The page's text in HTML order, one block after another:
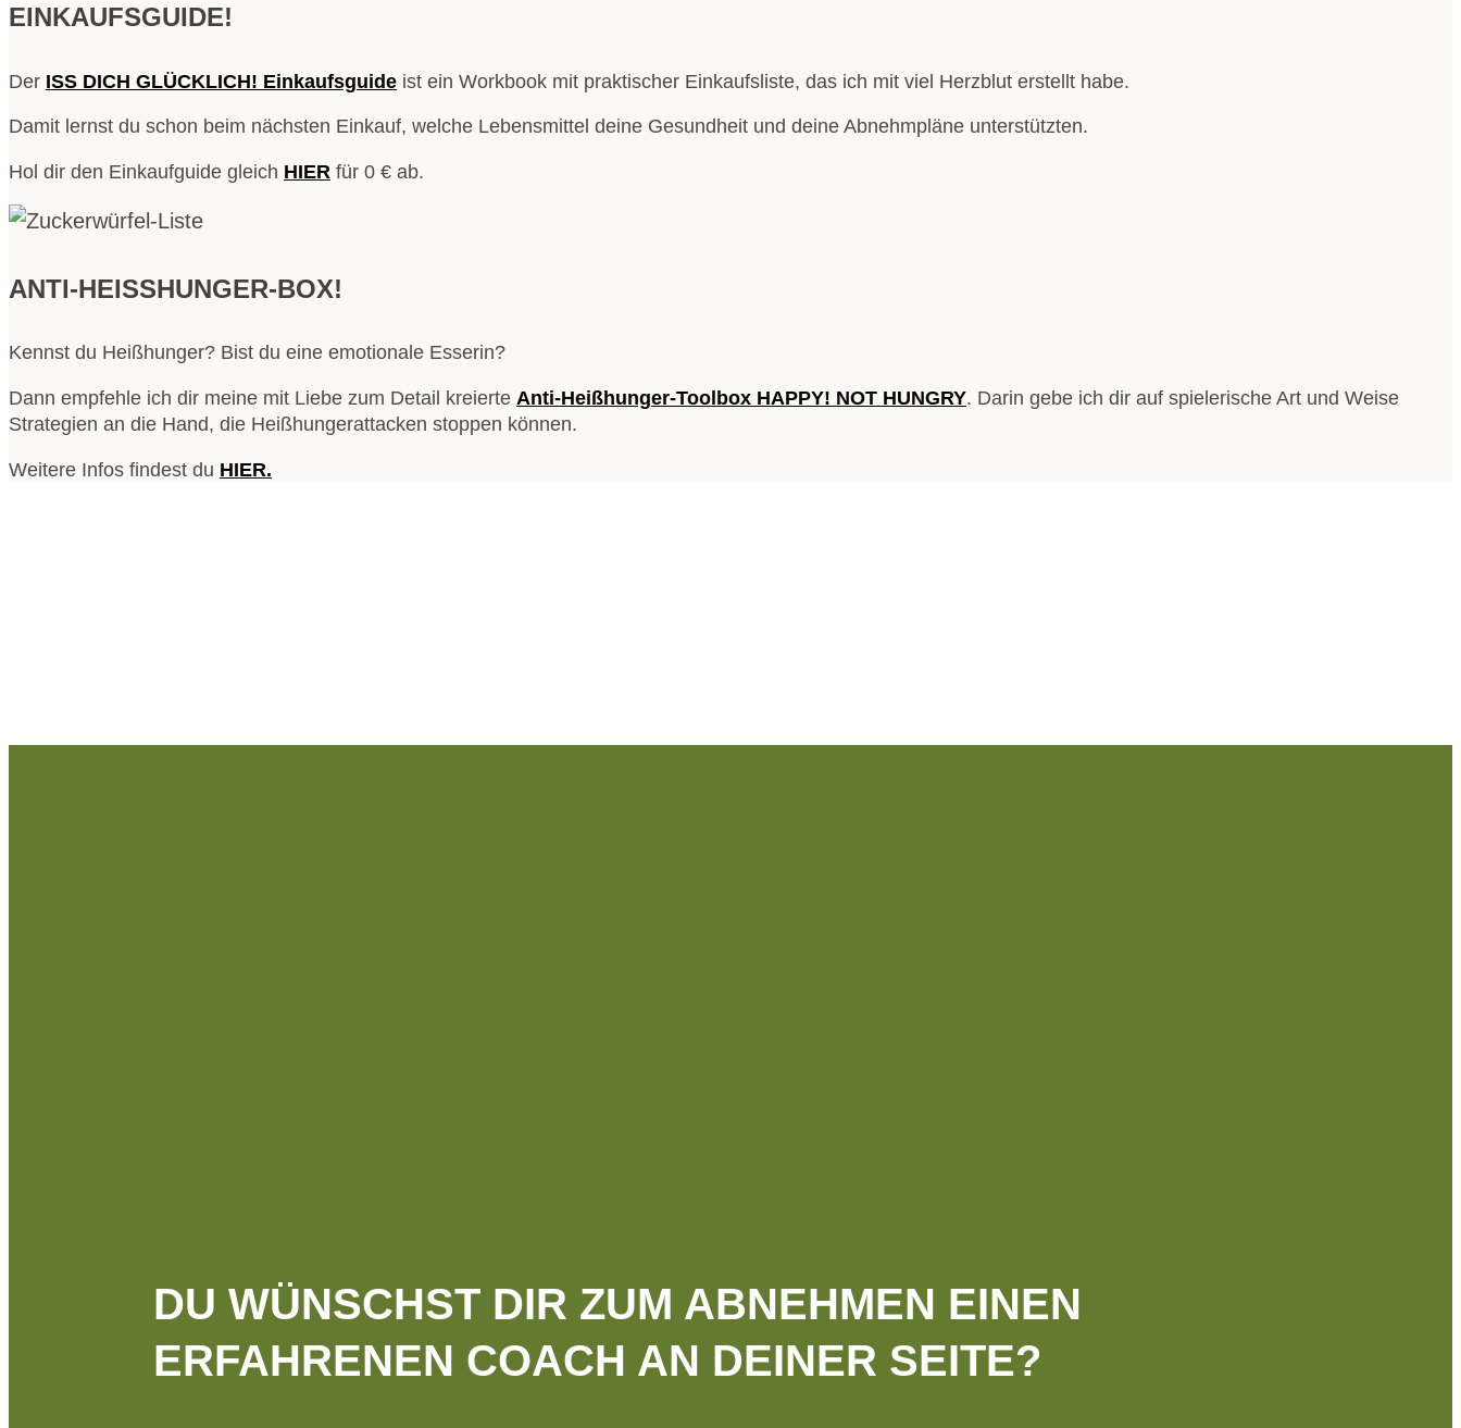
EINKAUFSGUIDE!
Der ISS DICH GLÜCKLICH! Einkaufsguide ist ein Workbook mit praktischer Einkaufsliste, das ich mit viel Herzblut erstellt habe.
Damit lernst du schon beim nächsten Einkauf, welche Lebensmittel deine Gesundheit und deine Abnehmpläne unterstützten.
Hol dir den Einkaufguide gleich HIER für 0 € ab.
ANTI-HEISSHUNGER-BOX!
Kennst du Heißhunger? Bist du eine emotionale Esserin?
Dann empfehle ich dir meine mit Liebe zum Detail kreierte Anti-Heißhunger-Toolbox HAPPY! NOT HUNGRY. Darin gebe ich dir auf spielerische Art und Weise
Strategien an die Hand, die Heißhungerattacken stoppen können.
Weitere Infos findest du HIER.
DU WÜNSCHST DIR ZUM ABNEHMEN EINEN
ERFAHRENEN COACH AN DEINER SEITE?